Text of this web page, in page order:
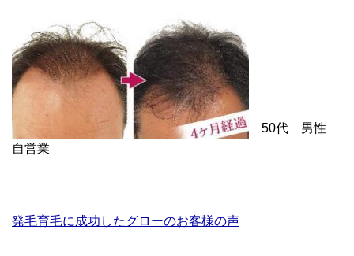
50代 男性
自営業
発毛育毛に成功したグローのお客様の声